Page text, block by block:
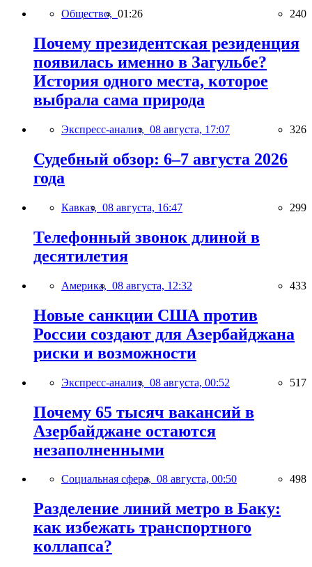
Общество, 01:26 240
Почему президентская резиденция
появилась именно в Загульбе?
История одного места, которое
выбрала сама природа
Экспресс-анализ, 08 августа, 17:07 326
Судебный обзор: 6–7 августа 2026
года
Кавказ, 08 августа, 16:47 299
Телефонный звонок длиной в
десятилетия
Америка, 08 августа, 12:32 433
Новые санкции США против
России создают для Азербайджана
риски и возможности
Экспресс-анализ, 08 августа, 00:52 517
Почему 65 тысяч вакансий в
Азербайджане остаются
незаполненными
Социальная сфера, 08 августа, 00:50 498
Разделение линий метро в Баку:
как избежать транспортного
коллапса?